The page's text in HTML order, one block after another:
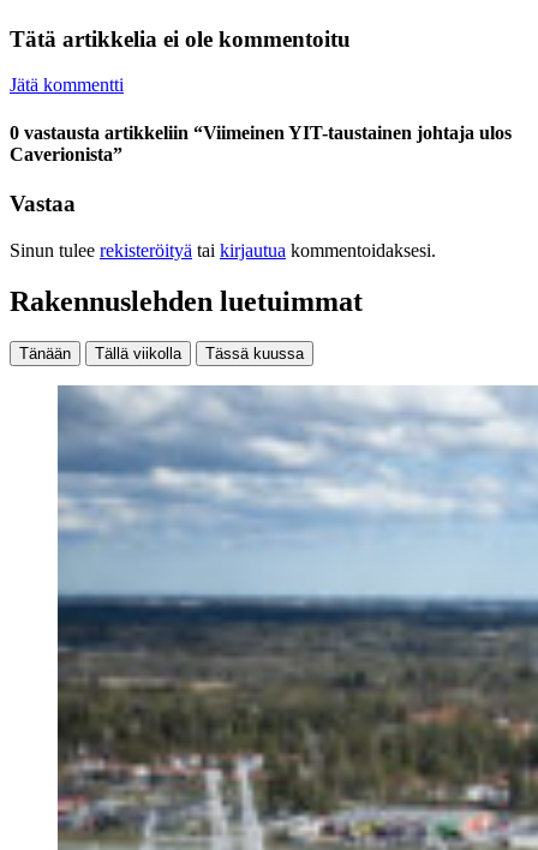
Tätä artikkelia ei ole kommentoitu
Jätä kommentti
0 vastausta artikkeliin “Viimeinen YIT-taustainen johtaja ulos
Caverionista”
Vastaa
Sinun tulee rekisteröityä tai kirjautua kommentoidaksesi.
Rakennuslehden luetuimmat
Tänään Tällä viikolla Tässä kuussa